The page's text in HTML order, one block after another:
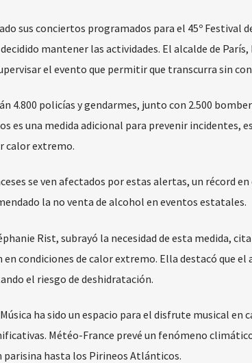
sus conciertos programados para el 45º Festival
mantener las actividades. El alcalde de
el evento que permitir que transcurra sin
4.800 policías y gendarmes, junto con 2.500
es una medida adicional para prevenir incidentes,
calor extremo.
se ven afectados por estas alertas, un récord
la no venta de alcohol en eventos estatales.
Rist, subrayó la necesidad de esta medida,
condiciones de calor extremo. Ella destacó que
el riesgo de deshidratación.
ha sido un espacio para el disfrute musical en
Météo-France prevé un fenómeno
parisina hasta los Pirineos Atlánticos.